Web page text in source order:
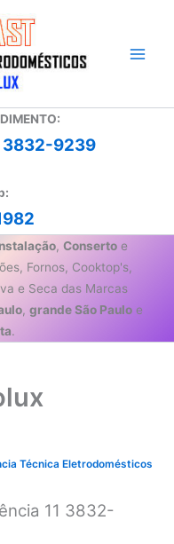
3832-9239
, Consertoe
Fornos, Cooktop's,
e Seca das Marcas
, grande São Pauloe
.
Técnica Eletrodomésticos
11 3832-